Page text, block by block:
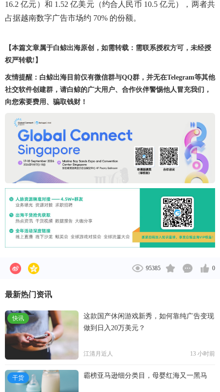
16.2 亿元）和 1.52 亿美元（约合人民币 10.5 亿元），两者共
占据越南数字广告市场约 70% 的份额。
【本篇文章属于白鲸出海原创，如需转载：需联系授权方可，未经授
权严转载!】
友情提醒：白鲸出海目前仅有微信群与QQ群，并无在Telegram等其他
社交软件创建群，请白鲸的广大用户、合作伙伴警惕他人冒充我们，
向您索要费用、骗取钱财！
95385 0
最新热门资讯
快讯
这款国产休闲游戏新秀，如何靠纯广告变现
做到日入20万美元？
江清月近人 13 小时前
干货 霸榜亚马逊细分类目，母婴红海又一黑马